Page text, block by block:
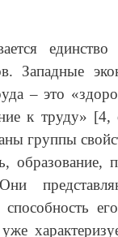
Западные
– это
к труду» [4,
группы
образование,
способность